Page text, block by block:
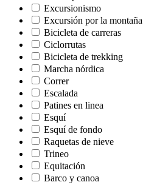
Excursionismo
Excursión por la montaña
Bicicleta de carreras
Ciclorrutas
Bicicleta de trekking
Marcha nórdica
Correr
Escalada
Patines en linea
Esquí
Esquí de fondo
Raquetas de nieve
Trineo
Equitación
Barco y canoa